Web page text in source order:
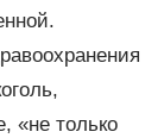
«не только